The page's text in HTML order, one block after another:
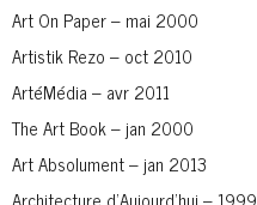
Art On Paper – mai 2000
Artistik Rezo – oct 2010
ArtéMédia – avr 2011
The Art Book – jan 2000
Art Absolument – jan 2013